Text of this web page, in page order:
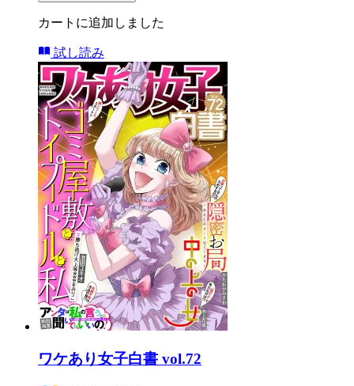
カートに追加しました
試し読み
ワケあり女子白書 vol.72